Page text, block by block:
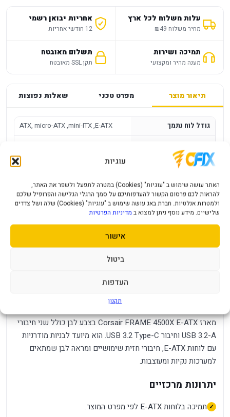
עוגיות
האתר עושה שימוש ב "עוגיות" (Cookies) במטרה לתפעל ולשפר את האתר,
להראות לכם פרסום הקשור להעדפותיכם על סמך הרגלי הגלישה והפרופיל שלכם
ולמטרות אנלטיות. חברת באג עושה שימוש ב "עוגיות" (Cookies) שלה ושל צדדים
שלישיים. מידע נוסף ניתן למצוא ב מדיניות הפרטיות
אישור
ביטול
העדפות
תקנון
עלות משלוח לכל ארץ
מחיר משלוח ₪49
אחריות יבואן רשמי
12 חודשי אחריות
תמיכה ושירות
מענה מהיר ומקצועי
תשלום מאובטח
תקן SSL מאובטח
תיאור מוצר מפרט טכני שאלות נפוצות
גודל לוח נתמך
ATX, micro-ATX ,mini-ITX ,E-ATX
אורך במ"מ
478
רוחב
חיבור USB 3.2
3
מארז Corsair Frame 4500X E-ATX 2XUSB
3.2-A 1XUSB3.2 Type-C White
מארז Corsair FRAME 4500X E-ATX בצבע לבן כולל שני חיבורי
USB 3.2-A וחיבור USB 3.2 Type-C. הוא מיועד לבניות מודרניות
עם לוחות E-ATX, חיבורי חזית שימושיים ומראה לבן שמתאים
למערכות נקיות ומעוצבות.
יתרונות מרכזיים
תמיכה בלוחות E-ATX לפי מפרט המוצר.